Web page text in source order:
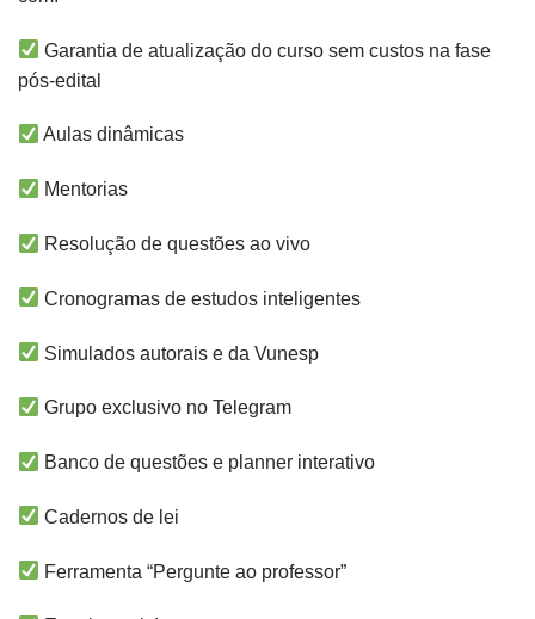
Garantia de atualização do curso sem custos na fase
pós-edital
Aulas dinâmicas
Mentorias
Resolução de questões ao vivo
Cronogramas de estudos inteligentes
Simulados autorais e da Vunesp
Grupo exclusivo no Telegram
Banco de questões e planner interativo
Cadernos de lei
Ferramenta “Pergunte ao professor”